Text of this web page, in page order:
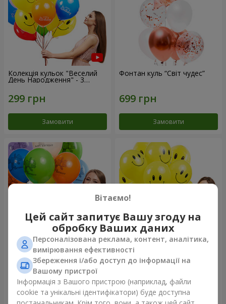
Колекція кульок "Веселий
День Народження" - 3
кульки
Замовити
Фонтан куль “Світ чудес”
Замовити
Коллекция шариков "День
рождения" (с Тедди)
Замовити
Колекція кульок "Смайлики"
- 5 кульок
Замовити
Вітаємо!
Цей сайт запитує Вашу згоду на
обробку Ваших даних
Персоналізована реклама, контент, аналітика,
вимірювання ефективності
Збереження і/або доступ до інформації на
Вашому пристрої
Інформація з Вашого пристрою (наприклад, файли
cookie та унікальні ідентифікатори) буде доступна